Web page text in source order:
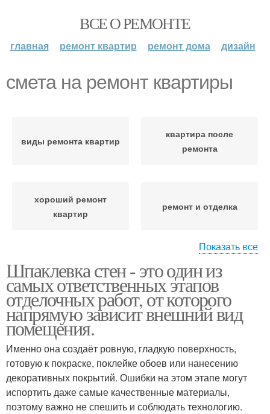
ВСЕ О РЕМОНТЕ
главная ремонт квартир ремонт дома дизайн
смета на ремонт квартиры
виды ремонта квартир
квартира после
ремонта
хороший ремонт
квартир
ремонт и отделка
своими руками
Показать все
Шпаклевка стен - это один из
самых ответственных этапов
отделочных работ, от которого
напрямую зависит внешний вид
помещения.
Именно она создаёт ровную, гладкую поверхность,
готовую к покраске, поклейке обоев или нанесению
декоративных покрытий. Ошибки на этом этапе могут
испортить даже самые качественные материалы,
поэтому важно не спешить и соблюдать технологию.